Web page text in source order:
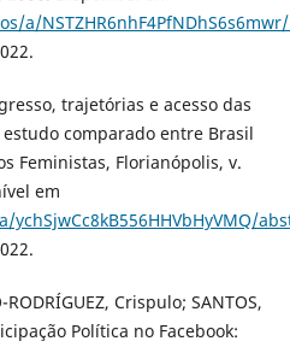
a/
trajetórias e acesso das
comparado entre Brasil
Feministas, Florianópolis, v.
em
RODRÍGUEZ, Crispulo; SANTOS,
Política no Facebook: